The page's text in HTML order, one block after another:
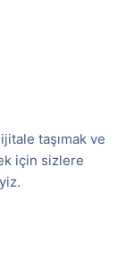
taşımak ve
için sizlere